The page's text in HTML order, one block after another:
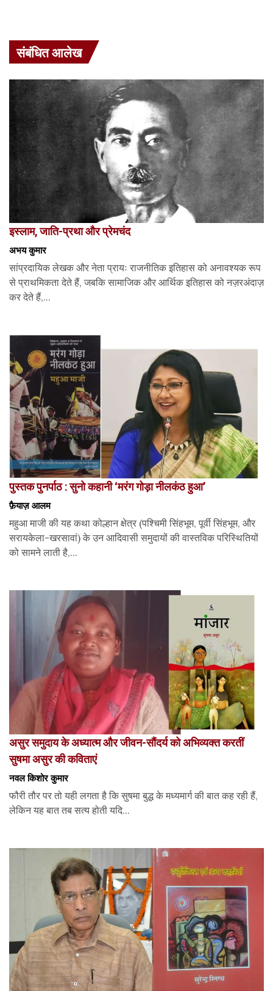
संबंधित आलेख
इस्लाम, जाति-प्रथा और प्रेमचंद
अभय कुमार
सांप्रदायिक लेखक और नेता प्रायः राजनीतिक इतिहास को अनावश्यक रूप
से प्राथमिकता देते हैं, जबकि सामाजिक और आर्थिक इतिहास को नज़रअंदाज़
कर देते हैं,...
पुस्तक पुनर्पाठ : सुनो कहानी ‘मरंग गोड़ा नीलकंठ हुआ’
फ़ैयाज़ आलम
महुआ माजी की यह कथा कोल्हान क्षेत्र (पश्चिमी सिंहभूम, पूर्वी सिंहभूम, और
सरायकेला-खरसावां) के उन आदिवासी समुदायों की वास्तविक परिस्थितियों
को सामने लाती है,...
असुर समुदाय के अध्यात्म और जीवन-सौंदर्य को अभिव्यक्त करतीं
सुषमा असुर की कविताएं
नवल किशोर कुमार
फौरी तौर पर तो यही लगता है कि सुषमा बुद्ध के मध्यमार्ग की बात कह रही हैं,
लेकिन यह बात तब सत्य होती यदि...